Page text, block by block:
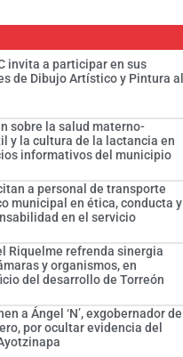
invita a participar en sus
de Dibujo Artístico y Pintura al
sobre la salud materno-
y la cultura de la lactancia en
informativos del municipio
a personal de transporte
municipal en ética, conducta y
en el servicio
Riquelme refrenda sinergia
y organismos, en
del desarrollo de Torreón
a Ángel ‘N’, exgobernador de
por ocultar evidencia del